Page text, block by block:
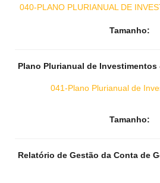
040-PLANO PLURIANUAL DE
Tamanho:
Plano Plurianual de
041-Plano Plurianual de
Tamanho:
Relatório de Gestão da Conta de